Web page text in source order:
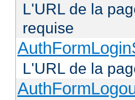
L'URL de la
requise
L'URL de la